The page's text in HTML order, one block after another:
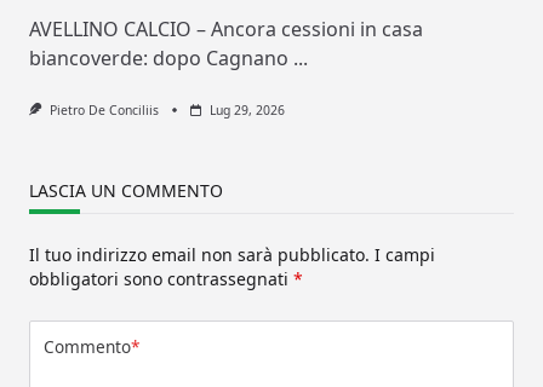
AVELLINO CALCIO – Ancora cessioni in casa
biancoverde: dopo Cagnano ...
Pietro De Conciliis Lug 29, 2026
LASCIA UN COMMENTO
Il tuo indirizzo email non sarà pubblicato. I campi
obbligatori sono contrassegnati *
Commento*